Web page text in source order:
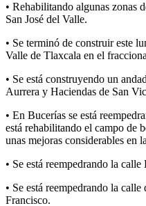
• Rehabilitando algunas
San José del Valle.
• Se terminó de construir este
Valle de Tlaxcala en el
• Se está construyendo un
Aurrera y Haciendas de San
• En Bucerías se está
está rehabilitando el campo de
unas mejoras considerables en
• Se está reempedrando la
• Se está reempedrando la
Francisco.